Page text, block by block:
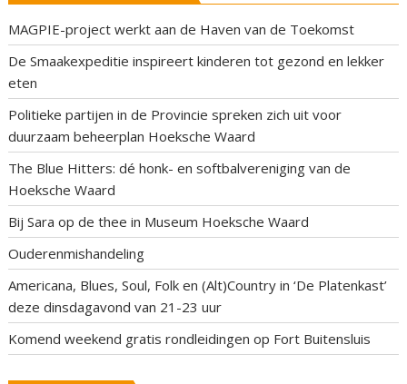
MAGPIE-project werkt aan de Haven van de Toekomst
De Smaakexpeditie inspireert kinderen tot gezond en lekker
eten
Politieke partijen in de Provincie spreken zich uit voor
duurzaam beheerplan Hoeksche Waard
The Blue Hitters: dé honk- en softbalvereniging van de
Hoeksche Waard
Bij Sara op de thee in Museum Hoeksche Waard
Ouderenmishandeling
Americana, Blues, Soul, Folk en (Alt)Country in ‘De Platenkast’
deze dinsdagavond van 21-23 uur
Komend weekend gratis rondleidingen op Fort Buitensluis